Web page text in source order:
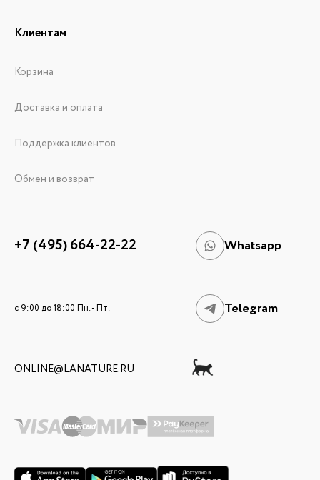
Клиентам
Корзина
Доставка и оплата
Поддержка клиентов
Обмен и возврат
+7 (495) 664-22-22 Whatsapp
c 9:00 до 18:00 Пн. - Пт. Telegram
ONLINE@LANATURE.RU